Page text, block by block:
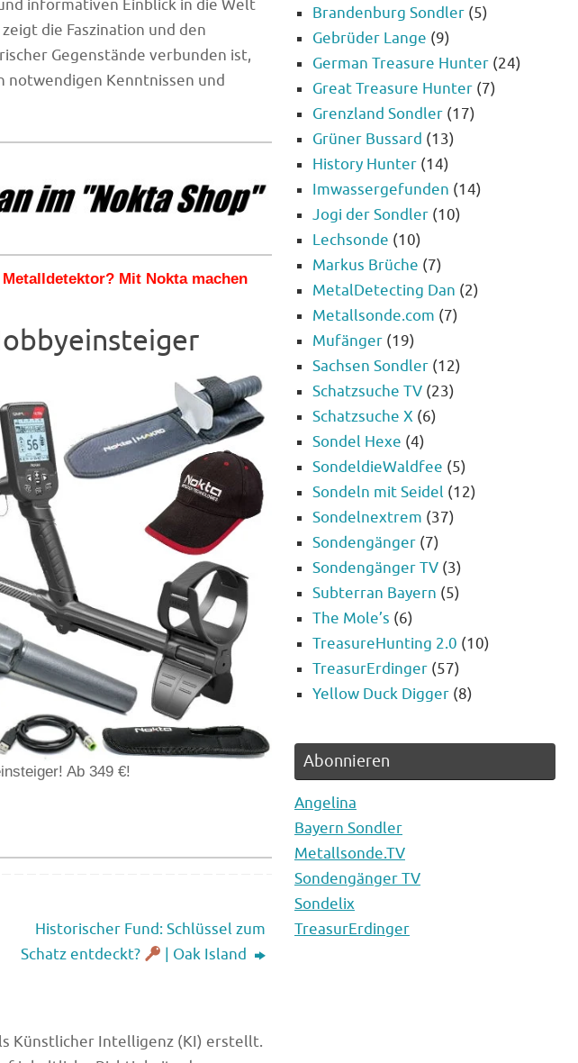
informativen Einblick in die Welt
die Faszination und den
Gegenstände verbunden ist,
notwendigen Kenntnissen und
Mit Nokta machen
Ab 349 €!
Historischer Fund: Schlüssel zum
Schatz entdeckt?
| Oak Island
Künstlicher Intelligenz (KI) erstellt.
Brandenburg Sondler (5)
Gebrüder Lange (9)
German Treasure Hunter (24)
Great Treasure Hunter (7)
Grenzland Sondler (17)
Grüner Bussard (13)
History Hunter (14)
Imwassergefunden (14)
Jogi der Sondler (10)
Lechsonde (10)
Markus Brüche (7)
MetalDetecting Dan (2)
Metallsonde.com (7)
Mufänger (19)
Sachsen Sondler (12)
Schatzsuche TV (23)
Schatzsuche X (6)
Sondel Hexe (4)
SondeldieWaldfee (5)
Sondeln mit Seidel (12)
Sondelnextrem (37)
Sondengänger (7)
Sondengänger TV (3)
Subterran Bayern (5)
The Mole’s (6)
TreasureHunting 2.0 (10)
TreasurErdinger (57)
Yellow Duck Digger (8)
Abonnieren
Angelina
Bayern Sondler
Metallsonde.TV
Sondengänger TV
Sondelix
TreasurErdinger